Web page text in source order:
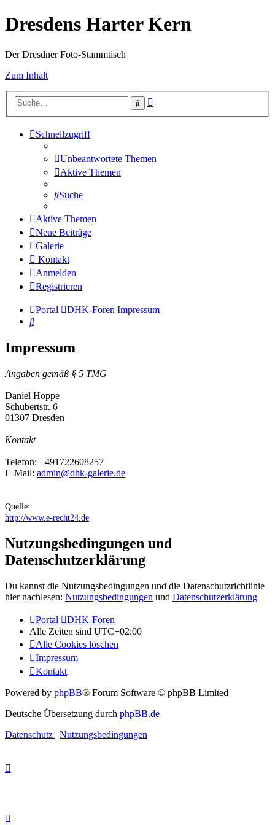
Dresdens Harter Kern
Der Dresdner Foto-Stammtisch
Zum Inhalt
Suche
Schnellzugriff
Unbeantwortete Themen
Aktive Themen
Suche
Aktive Themen
Neue Beiträge
Galerie
Kontakt
Anmelden
Registrieren
Portal DHK-Foren Impressum
Suche
Impressum
Angaben gemäß § 5 TMG
Daniel Hoppe
Schubertstr. 6
01307 Dresden
Kontakt
Telefon: +491722608257
E-Mail: admin@dhk-galerie.de
Quelle:
http://www.e-recht24.de
Nutzungsbedingungen und
Datenschutzerklärung
Du kannst die Nutzungsbedingungen und die Datenschutzrichtlinie
hier nachlesen: Nutzungsbedingungen und Datenschutzerklärung
Portal
DHK-Foren
Alle Zeiten sind UTC+02:00
Alle Cookies löschen
Impressum
Kontakt
Powered by phpBB® Forum Software © phpBB Limited
Deutsche Übersetzung durch phpBB.de
Datenschutz | Nutzungsbedingungen